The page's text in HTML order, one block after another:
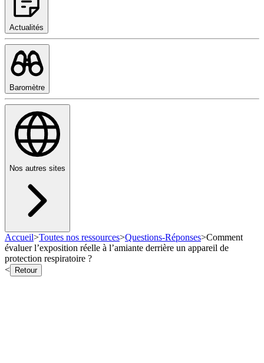
Actualités
Baromètre
Nos autres sites
Accueil>Toutes nos ressources>Questions-Réponses>Comment
évaluer l’exposition réelle à l’amiante derrière un appareil de
protection respiratoire ?
<
Retour